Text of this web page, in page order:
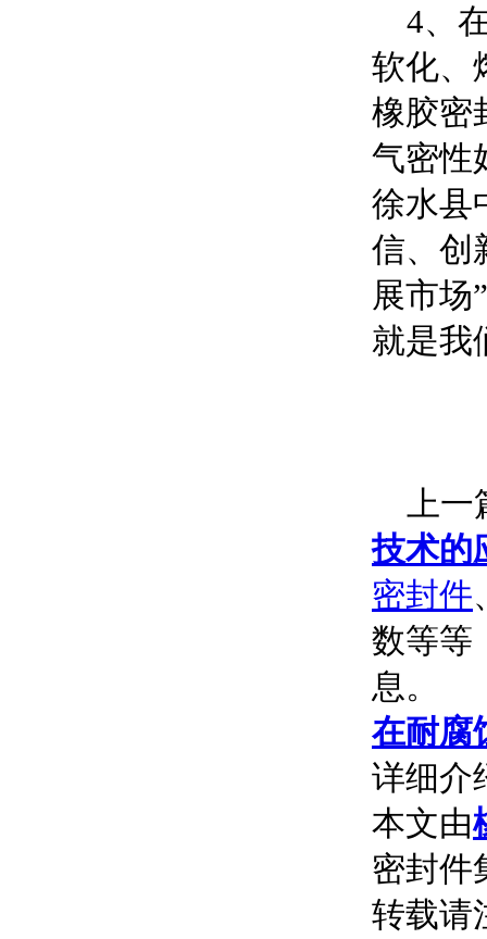
4、
软化、
橡胶密
气密性
徐水县
信、创
展市场
就是我
上一
技术的
密封件
数等等
息。
在耐腐
详细介
本文由
密封件
转载请